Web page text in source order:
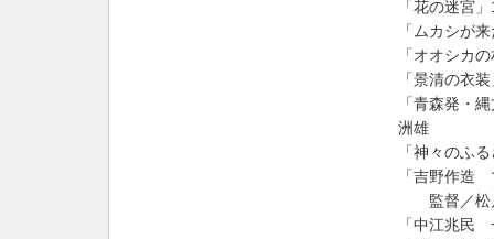
「花の迷宮」
「ムカシが
「オオシカ
「景清の衣
「青森発・
洲雄
「神々のふ
「吉野作造
監督／松
「中江兆民